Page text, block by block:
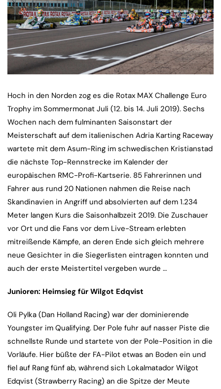
Hoch in den Norden zog es die Rotax MAX Challenge Euro
Trophy im Sommermonat Juli (12. bis 14. Juli 2019). Sechs
Wochen nach dem fulminanten Saisonstart der
Meisterschaft auf dem italienischen Adria Karting Raceway
wartete mit dem Asum-Ring im schwedischen Kristianstad
die nächste Top-Rennstrecke im Kalender der
europäischen RMC-Profi-Kartserie. 85 Fahrerinnen und
Fahrer aus rund 20 Nationen nahmen die Reise nach
Skandinavien in Angriff und absolvierten auf dem 1.234
Meter langen Kurs die Saisonhalbzeit 2019. Die Zuschauer
vor Ort und die Fans vor dem Live-Stream erlebten
mitreißende Kämpfe, an deren Ende sich gleich mehrere
neue Gesichter in die Siegerlisten eintragen konnten und
auch der erste Meistertitel vergeben wurde …
Junioren: Heimsieg für Wilgot Edqvist
Oli Pylka (Dan Holland Racing) war der dominierende
Youngster im Qualifying. Der Pole fuhr auf nasser Piste die
schnellste Runde und startete von der Pole-Position in die
Vorläufe. Hier büßte der FA-Pilot etwas an Boden ein und
fiel auf Rang fünf ab, während sich Lokalmatador Wilgot
Edqvist (Strawberry Racing) an die Spitze der Meute